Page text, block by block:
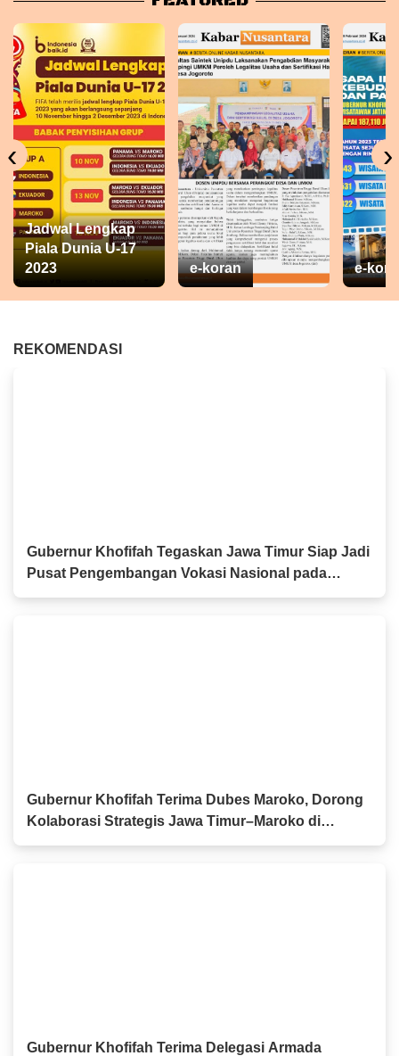
Jadwal Lengkap
Piala Dunia U-17
2023
e-koran e-
‹ ›
REKOMENDASI
Gubernur Khofifah Tegaskan Jawa Timur Siap Jadi
Pusat Pengembangan Vokasi Nasional pada
OLIVIA XI 2026
Gubernur Khofifah Terima Dubes Maroko, Dorong
Kolaborasi Strategis Jawa Timur–Maroko di
Berbagai Sektor
Gubernur Khofifah Terima Delegasi Armada